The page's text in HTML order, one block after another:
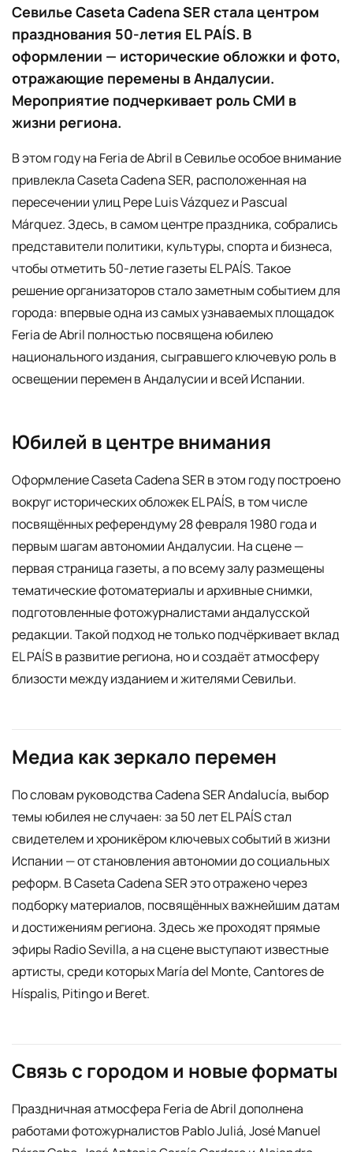
Севилье Caseta Cadena SER стала центром
празднования 50-летия EL PAÍS. В
оформлении — исторические обложки и фото,
отражающие перемены в Андалусии.
Мероприятие подчеркивает роль СМИ в
жизни региона.
В этом году на Feria de Abril в Севилье особое внимание
привлекла Caseta Cadena SER, расположенная на
пересечении улиц Pepe Luis Vázquez и Pascual
Márquez. Здесь, в самом центре праздника, собрались
представители политики, культуры, спорта и бизнеса,
чтобы отметить 50-летие газеты EL PAÍS. Такое
решение организаторов стало заметным событием для
города: впервые одна из самых узнаваемых площадок
Feria de Abril полностью посвящена юбилею
национального издания, сыгравшего ключевую роль в
освещении перемен в Андалусии и всей Испании.
Юбилей в центре внимания
Оформление Caseta Cadena SER в этом году построено
вокруг исторических обложек EL PAÍS, в том числе
посвящённых референдуму 28 февраля 1980 года и
первым шагам автономии Андалусии. На сцене —
первая страница газеты, а по всему залу размещены
тематические фотоматериалы и архивные снимки,
подготовленные фотожурналистами андалусской
редакции. Такой подход не только подчёркивает вклад
EL PAÍS в развитие региона, но и создаёт атмосферу
близости между изданием и жителями Севильи.
Медиа как зеркало перемен
По словам руководства Cadena SER Andalucía, выбор
темы юбилея не случаен: за 50 лет EL PAÍS стал
свидетелем и хроникёром ключевых событий в жизни
Испании — от становления автономии до социальных
реформ. В Caseta Cadena SER это отражено через
подборку материалов, посвящённых важнейшим датам
и достижениям региона. Здесь же проходят прямые
эфиры Radio Sevilla, а на сцене выступают известные
артисты, среди которых María del Monte, Cantores de
Híspalis, Pitingo и Beret.
Связь с городом и новые форматы
Праздничная атмосфера Feria de Abril дополнена
работами фотожурналистов Pablo Juliá, José Manuel